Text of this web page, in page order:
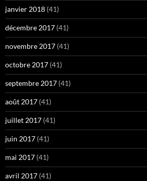
janvier 2018 (41)
décembre 2017 (41)
novembre 2017 (41)
octobre 2017 (41)
septembre 2017 (41)
août 2017 (41)
juillet 2017 (41)
juin 2017 (41)
mai 2017 (41)
avril 2017 (41)